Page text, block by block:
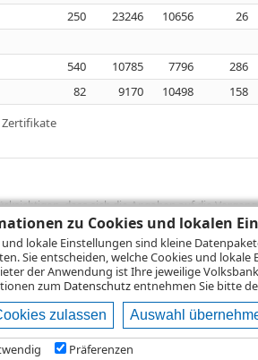
zu Cookies und lokalen
lokale Einstellungen sind kleine
Sie entscheiden, welche Cookies und
der Anwendung ist Ihre jeweilige
zum Datenschutzentnehmen Sie bitte
zulassen Auswahl
Präferenzen
250 23246 10656 26
540 10785 7796 286
82 9170 10498 158
dass sich die Angaben auf die
darstellen. Bei Performanceangaben handelt es
und andere Entgelte), die beim Erwerb von
Mit dem Wertentwicklungsrechner können Sie
unter Berücksichtigung sämtlicher
infolge von Währungsschwankungen steigen
beachten Sie dieNutzungsbedingungen